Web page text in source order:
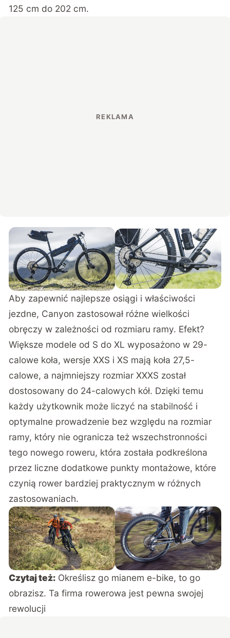
125 cm do 202 cm.
Aby zapewnić najlepsze osiągi i właściwości
jezdne, Canyon zastosował różne wielkości
obręczy w zależności od rozmiaru ramy. Efekt?
Większe modele od S do XL wyposażono w 29-
calowe koła, wersje XXS i XS mają koła 27,5-
calowe, a najmniejszy rozmiar XXXS został
dostosowany do 24-calowych kół. Dzięki temu
każdy użytkownik może liczyć na stabilność i
optymalne prowadzenie bez względu na rozmiar
ramy, który nie ogranicza też wszechstronności
tego nowego roweru, która została podkreślona
przez liczne dodatkowe punkty montażowe, które
czynią rower bardziej praktycznym w różnych
zastosowaniach.
Czytaj też: Określisz go mianem e-bike, to go
obrazisz. Ta firma rowerowa jest pewna swojej
rewolucji